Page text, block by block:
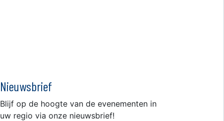
Nieuwsbrief
Blijf op de hoogte van de evenementen in
uw regio via onze nieuwsbrief!